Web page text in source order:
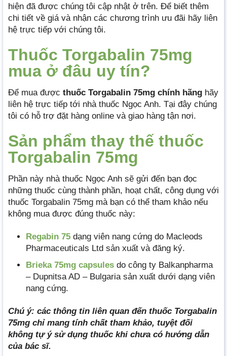
hiện đã được chúng tôi cập nhật ở trên. Để biết thêm
chi tiết về giá và nhận các chương trình ưu đãi hãy liên
hệ trực tiếp với chúng tôi.
Thuốc Torgabalin 75mg
mua ở đâu uy tín?
Để mua được thuốc Torgabalin 75mg chính hãng hãy
liên hệ trực tiếp tới nhà thuốc Ngọc Anh. Tại đây chúng
tôi có hỗ trợ đặt hàng online và giao hàng tận nơi.
Sản phẩm thay thế thuốc
Torgabalin 75mg
Phần này nhà thuốc Ngọc Anh sẽ gửi đến bạn đọc
những thuốc cùng thành phần, hoạt chất, công dụng với
thuốc Torgabalin 75mg mà bạn có thể tham khảo nếu
không mua được đúng thuốc này:
Regabin 75 dạng viên nang cứng do Macleods
Pharmaceuticals Ltd sản xuất và đăng ký.
Brieka 75mg capsules do công ty Balkanpharma
– Dupnitsa AD – Bulgaria sản xuất dưới dạng viên
nang cứng.
Chú ý: các thông tin liên quan đến thuốc Torgabalin
75mg chỉ mang tính chất tham khảo, tuyệt đối
không tự ý sử dụng thuốc khi chưa có hướng dẫn
của bác sĩ.